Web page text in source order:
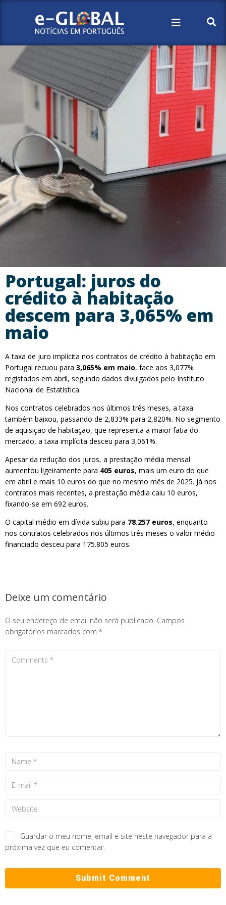
Portugal: juros do
crédito à habitação
descem para 3,065% em
maio
A taxa de juro implícita nos contratos de crédito à habitação em
Portugal recuou para 3,065% em maio, face aos 3,077%
registados em abril, segundo dados divulgados pelo Instituto
Nacional de Estatística.
Nos contratos celebrados nos últimos três meses, a taxa
também baixou, passando de 2,833% para 2,820%. No segmento
de aquisição de habitação, que representa a maior fatia do
mercado, a taxa implícita desceu para 3,061%.
Apesar da redução dos juros, a prestação média mensal
aumentou ligeiramente para 405 euros, mais um euro do que
em abril e mais 10 euros do que no mesmo mês de 2025. Já nos
contratos mais recentes, a prestação média caiu 10 euros,
fixando-se em 692 euros.
O capital médio em dívida subiu para 78.257 euros, enquanto
nos contratos celebrados nos últimos três meses o valor médio
financiado desceu para 175.805 euros.
Deixe um comentário
O seu endereço de email não será publicado. Campos
obrigatórios marcados com *
Guardar o meu nome, email e site neste navegador para a
próxima vez que eu comentar.